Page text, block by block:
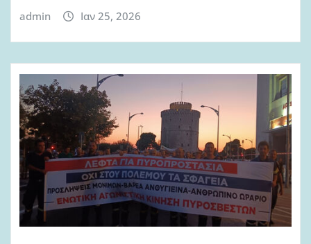
admin Ιαν 25, 2026